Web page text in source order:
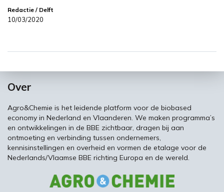
Redactie / Delft
10/03/2020
Over
Agro&Chemie is het leidende platform voor de biobased
economy in Nederland en Vlaanderen. We maken programma’s
en ontwikkelingen in de BBE zichtbaar, dragen bij aan
ontmoeting en verbinding tussen ondernemers,
kennisinstellingen en overheid en vormen de etalage voor de
Nederlands/Vlaamse BBE richting Europa en de wereld.